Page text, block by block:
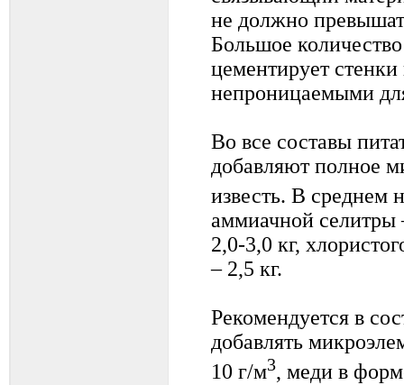
не должно
Большое
цементирует
непроницаемыми
Во все составы
добавляют полное
известь. В среднем
аммиачной селитры
2,0-3,0 кг,
– 2,5 кг.
Рекомендуется в
добавлять
10 г/м3, меди в